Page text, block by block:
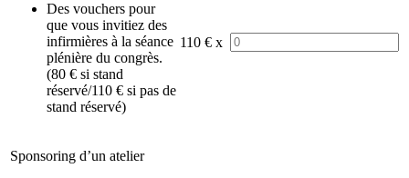
Des vouchers pour
que vous invitiez des
infirmières à la séance
plénière du congrès.
(80 € si stand
réservé/110 € si pas de
stand réservé)
110 € x
Sponsoring d’un atelier